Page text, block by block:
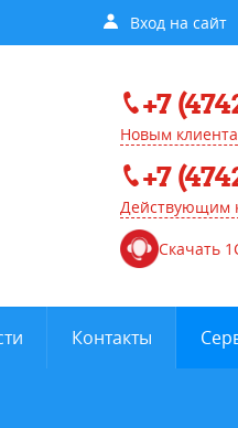
Вход на сайт
+7
Новым
+7
Действующим
Скачать
Контакты